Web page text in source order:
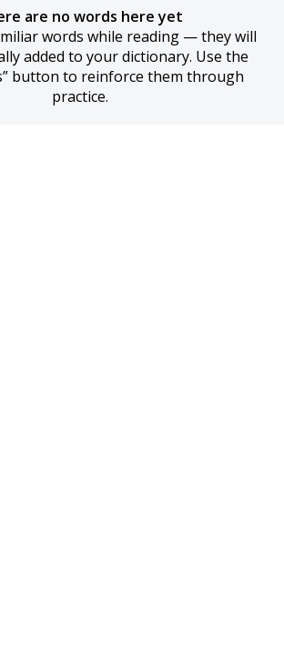
are no words here yet
words while reading — they will
added to your dictionary. Use the
button to reinforce them through
practice.